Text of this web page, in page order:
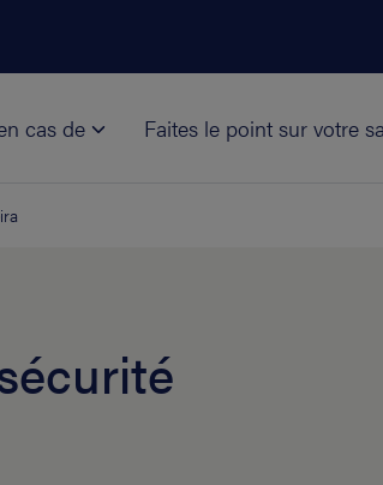
cas de Faites le point sur votre